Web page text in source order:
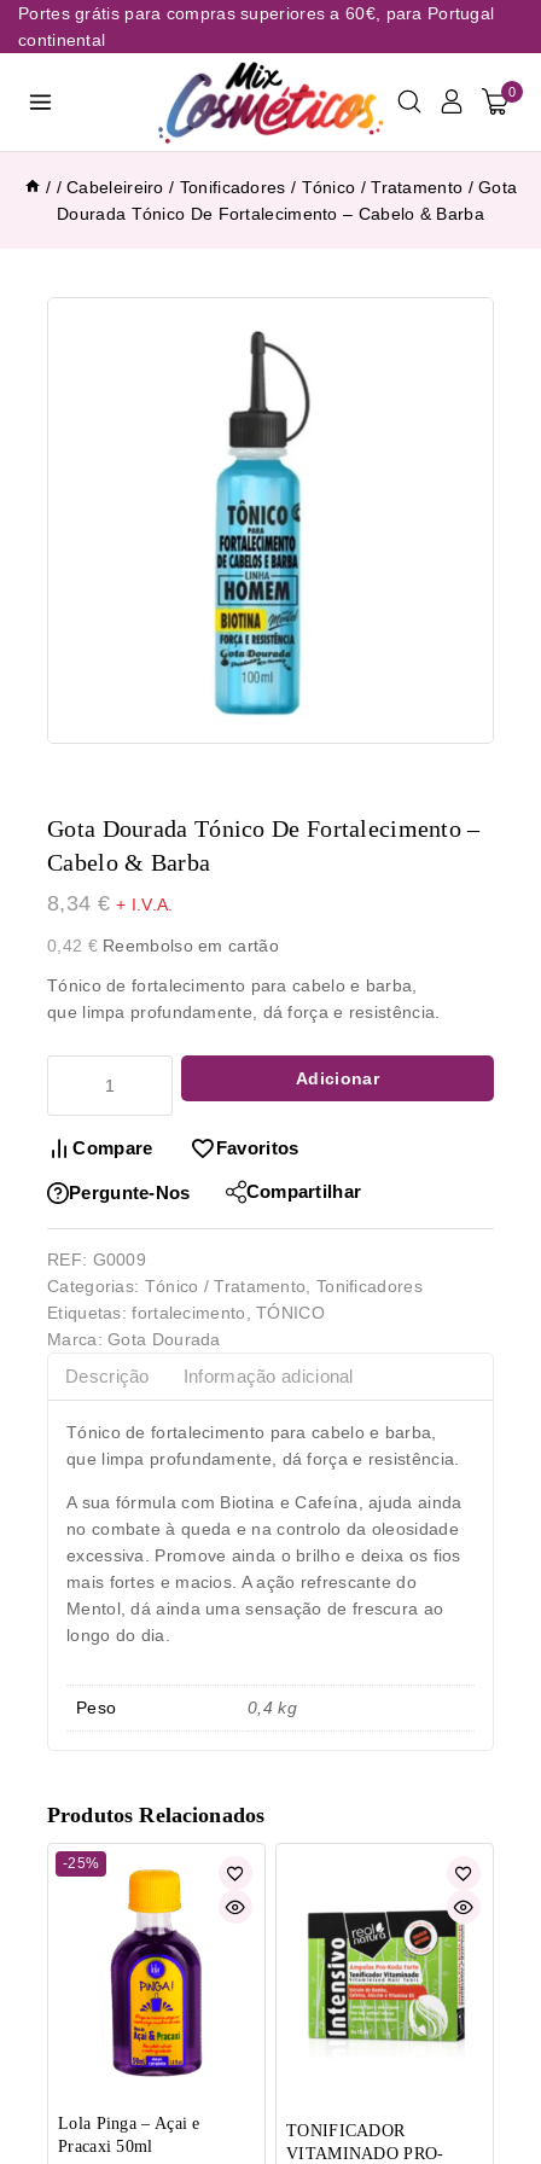
Portes grátis para compras superiores a 60€, para Portugal
continental
0
/ / Cabeleireiro / Tonificadores / Tónico / Tratamento / Gota
Dourada Tónico De Fortalecimento – Cabelo & Barba
Gota Dourada Tónico De Fortalecimento –
Cabelo & Barba
8,34 € + I.V.A.
0,42 €Reembolso em cartão
Tónico de fortalecimento para cabelo e barba,
que limpa profundamente , dáforça e resistência
Adicionar
Compare Favoritos
Pergunte-Nos Compartilhar
REF: G0009
Categorias: Tónico / Tratamento
Tonificadores
Etiquetas:fortalecimento ,TÓNICO
Marca:Gota Dourada
Descrição Informação adicional
Tónico de fortalecimento para cabelo e barba,
que limpa profundamente , dáforça e resistência
A sua fórmula com Biotina eCafeína , ajuda ainda
no combate à queda e na controlo da oleosidade
excessiva
. Promove ainda o brilho e deixa os fios
mais fortes e macios. A ação refrescante do
Mentol, dá ainda umasensação de frescura ao
longo do dia.
Peso 0,4 kg
Produtos Relacionados
-25%
Lola Pinga – Açai e
Pracaxi 50ml
TONIFICADOR
VITAMINADO PRO-